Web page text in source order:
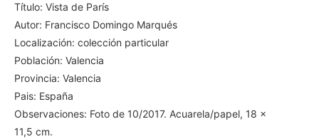
Título: Vista de París
Autor: Francisco Domingo Marqués
Localización: colección particular
Población: Valencia
Provincia: Valencia
Pais: España
Observaciones: Foto de 10/2017. Acuarela/papel, 18 x
11,5 cm.